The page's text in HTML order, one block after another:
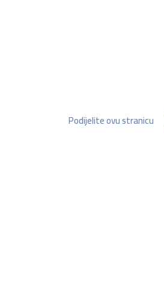
Podijelite ovu stranicu